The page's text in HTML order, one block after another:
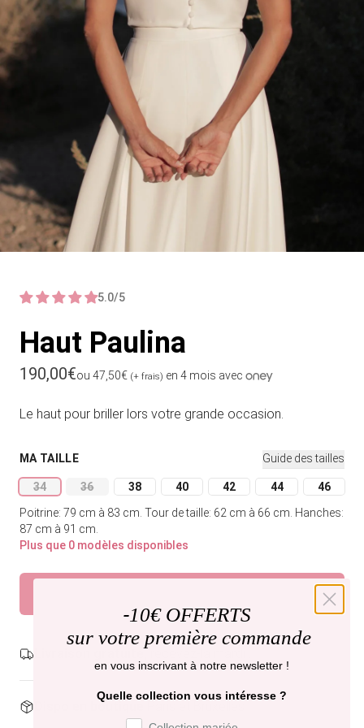
5.0/5
Haut Paulina
Prix habituel
190,00€ou 47,50€ (+ frais) en 4 mois avec
Le haut pour briller lors votre grande occasion.
MA TAILLE Guide des tailles
34
Variante épuisée ou indisponible
36
Variante épuisée ou indisponible
38
Variante épuisée ou indisponible
40
Variante épuisée ou indisponible
42
Variante épuisée ou
44
Variante
46
Poitrine: 79 cm à 83 cm. Tour de taille: 62 cm à 66 cm. Hanches:
87 cm à 91 cm.
Plus que 0 modèles disponibles
Épuisé
Livraison gratuite,recevez-la mardi .
Dispo en boutique
-10€ OFFERTS
sur votre première commande
en vous inscrivant à notre newsletter !
Quelle collection vous intéresse ?
Préférence de collection